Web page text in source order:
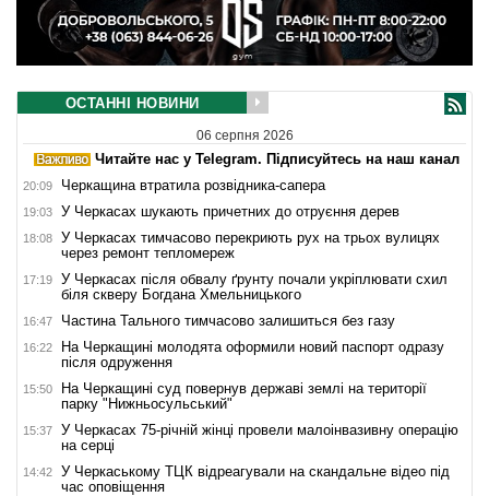
ОСТАННІ НОВИНИ
06 серпня 2026
Читайте нас у Telegram. Підписуйтесь на наш канал
20:09 Черкащина втратила розвідника-сапера
19:03 У Черкасах шукають причетних до отруєння дерев
18:08
У Черкасах тимчасово перекриють рух на трьох вулицях
через ремонт тепломереж
17:19
У Черкасах після обвалу ґрунту почали укріплювати схил
біля скверу Богдана Хмельницького
16:47 Частина Тального тимчасово залишиться без газу
16:22
На Черкащині молодята оформили новий паспорт одразу
після одруження
15:50
На Черкащині суд повернув державі землі на території
парку "Нижньосульський"
15:37
У Черкасах 75-річній жінці провели малоінвазивну операцію
на серці
14:42
У Черкаському ТЦК відреагували на скандальне відео під
час оповіщення